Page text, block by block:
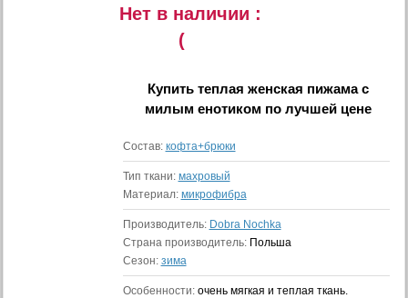
Нет в наличии :
(
Купитьтеплая женская пижама с
милым енотиком по лучшей цене
Состав: кофта+брюки
Тип ткани: махровый
Материал: микрофибра
Производитель: Dobra Nochka
Страна производитель: Польша
Сезон: зима
Особенности: очень мягкая и теплая ткань.